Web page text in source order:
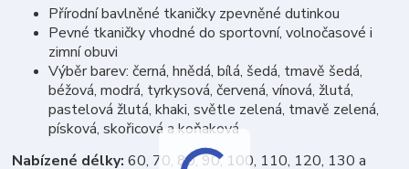
Přírodní bavlněné tkaničky zpevněné dutinkou
Pevné tkaničky vhodné do sportovní, volnočasové i
zimní obuvi
Výběr barev: černá, hnědá, bílá, šedá, tmavě šedá,
béžová, modrá, tyrkysová, červená, vínová, žlutá,
pastelová žlutá, khaki, světle zelená, tmavě zelená,
písková, skořicová a koňaková
Nabízené délky: 60, 70, 80, 90, 100, 110, 120, 130 a